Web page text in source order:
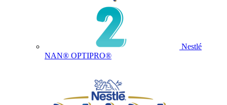
Nestlé
NAN® OPTIPRO®